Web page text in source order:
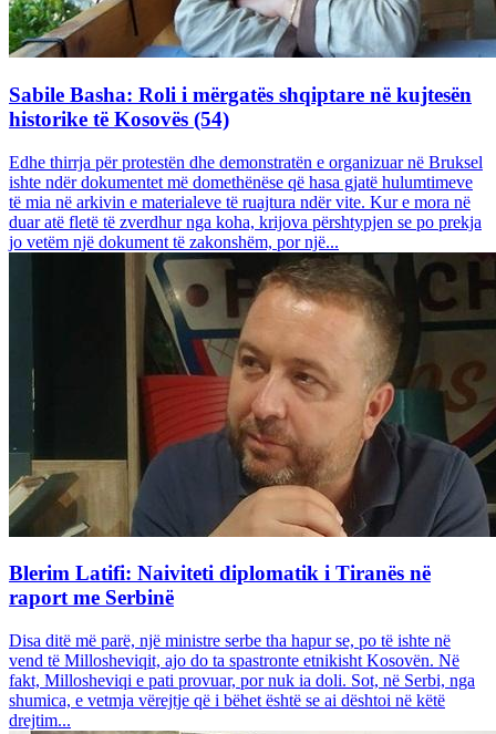
Sabile Basha: Roli i mërgatës shqiptare në kujtesën
historike të Kosovës (54)
Edhe thirrja për protestën dhe demonstratën e organizuar në Bruksel
ishte ndër dokumentet më domethënëse që hasa gjatë hulumtimeve
të mia në arkivin e materialeve të ruajtura ndër vite. Kur e mora në
duar atë fletë të zverdhur nga koha, krijova përshtypjen se po prekja
jo vetëm një dokument të zakonshëm, por një...
Blerim Latifi: Naiviteti diplomatik i Tiranës në
raport me Serbinë
Disa ditë më parë, një ministre serbe tha hapur se, po të ishte në
vend të Millosheviqit, ajo do ta spastronte etnikisht Kosovën. Në
fakt, Millosheviqi e pati provuar, por nuk ia doli. Sot, në Serbi, nga
shumica, e vetmja vërejtje që i bëhet është se ai dështoi në këtë
drejtim...